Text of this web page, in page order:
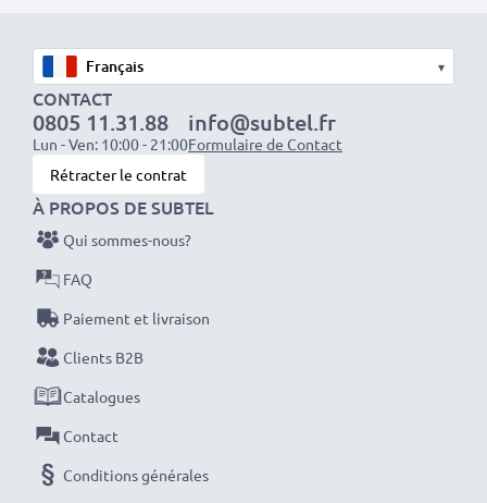
Veuillez noter: >> Une batterie de remplacement
lithium-ion avec une capacité plus élevée (1000mAh
ou plus) dépassera légèrement en bas ou à l’arrière
mais conviendra tout de même à l’utilisation. Elle est
cependant bien compatible avec votre ordinateur.
Optez pour CELLONIC et ne faites aucun compromis
sur la qualité. Passez votre commande dès maintenant
▾
CONTACT
0805 11.31.88
Lun - Ven: 10:00 - 21:00
info@subtel.fr
Formulaire de Contact
Rétracter le contrat
À PROPOS DE SUBTEL
Qui sommes-nous?
FAQ
Paiement et livraison
Clients B2B
Catalogues
Contact
Conditions générales